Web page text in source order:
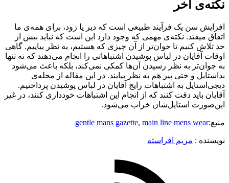
نکته‌ی آخر
افزایش سن یک فرآیند طبیعی است که دیر یا زود، برای همه‌ی ما
اتفاق میفتد. نکته‌ی مهمی که وجود دارد این است که نباید بیش از
حد تلاش کنیم تا جوان‌تر از آن چیزی که هستیم، به نظر بیاییم. گاهی
اوقات آقایان در لباس پوشیدن اشتباهاتی را انجام می‌دهند که نه تنها
به جوان‌تر به نظر رسیدن آن‌ها کمکی نمی‌کند، بلکه باعث می‌شود
بداستایل و حتی پیر هم به نظر بیایند. در این مقاله از مجله‌ی
دیجی‌استایل به اشتباهات رایج آقایان در لباس پوشیدن پرداختیم.
آقایان باید دقت کنند که از انجام این اشتباهات خودداری کنند، در غیر
این‌صورت استایل‌شان خراب می‌شود.
منبع: gentle mans gazette, main line mens wear
نویسنده :‌ مریم افراسته